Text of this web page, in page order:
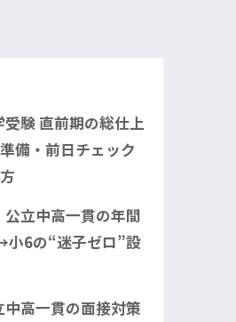
受験 直前期の総仕上
備・前日チェック
公立中高一貫の年間
小6の“迷子ゼロ”設
中高一貫の面接対策